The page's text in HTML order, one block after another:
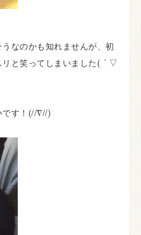
なのかも知れませんが、初
と笑ってしまいました( ´ ▽
です！(//∇//)